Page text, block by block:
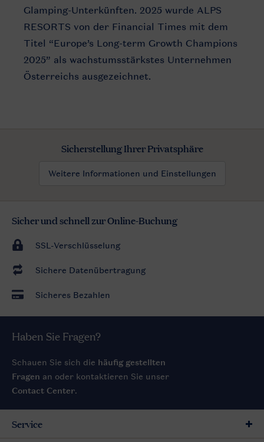
Glamping-Unterkünften. 2025 wurde ALPS
RESORTS von der Financial Times mit dem
Titel “Europe’s Long-term Growth Champions
2025” als wachstumsstärkstes Unternehmen
Österreichs ausgezeichnet.
Sicherstellung Ihrer Privatsphäre
Weitere Informationen und Einstellungen
Sicher und schnell zur Online-Buchung
SSL-Verschlüsselung
Sichere Datenübertragung
Sicheres Bezahlen
Haben Sie Fragen?
Schauen Sie sich die häufig gestellten
Fragen an oder kontaktieren Sie unser
Contact Center.
Service